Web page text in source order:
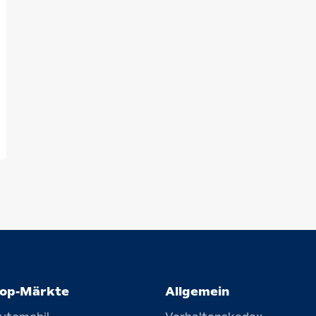
Märkte Allgemein